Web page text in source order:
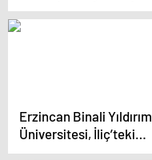
Eylemde
Erzincan Binali Yıldırım
Üniversitesi, İliç’teki
Altın Madeni Ocağının